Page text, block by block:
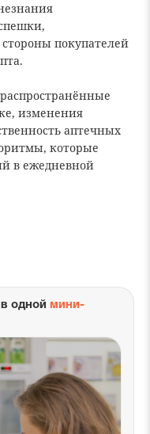
покупателей
изменения
аптечных
которые
в ежедневной
одной мини-